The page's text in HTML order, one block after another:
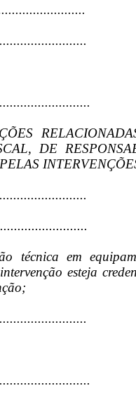
DE
técnica em
esteja